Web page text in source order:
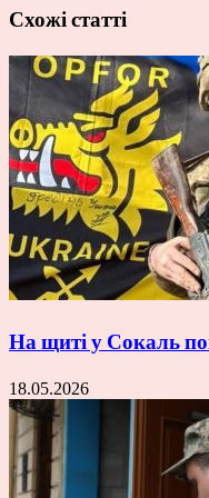
Схожі статті
На щиті у Сокаль
18.05.2026